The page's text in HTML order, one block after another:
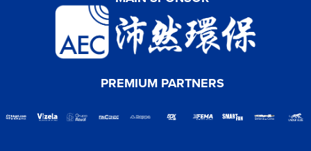
PREMIUM PARTNERS